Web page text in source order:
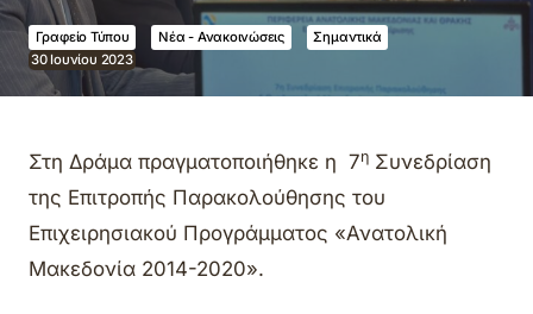
Γραφείο Τύπου Νέα - Ανακοινώσεις
Σημαντικά
30 Ιουνίου 2023
Στη Δράμα πραγματοποιήθηκε η 7η Συνεδρίαση
της Επιτροπής Παρακολούθησης του
Επιχειρησιακού Προγράμματος «Ανατολική
Μακεδονία 2014-2020».